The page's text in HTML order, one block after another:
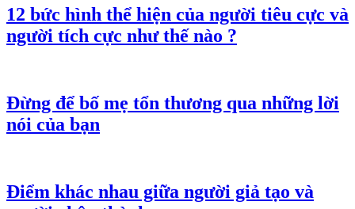
12 bức hình thể hiện của người tiêu cực và
người tích cực như thế nào ?
Đừng để bố mẹ tổn thương qua những lời
nói của bạn
Điểm khác nhau giữa người giả tạo và